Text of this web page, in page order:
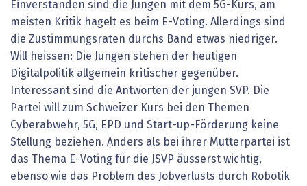
Einverstanden sind die Jungen mit dem 5G-Kurs, am
meisten Kritik hagelt es beim E-Voting. Allerdings sind
die Zustimmungsraten durchs Band etwas niedriger.
Will heissen: Die Jungen stehen der heutigen
Digitalpolitik allgemein kritischer gegenüber.
Interessant sind die Antworten der jungen SVP. Die
Partei will zum Schweizer Kurs bei den Themen
Cyberabwehr, 5G, EPD und Start-up-Förderung keine
Stellung beziehen. Anders als bei ihrer Mutterpartei ist
das Thema E-Voting für die JSVP äusserst wichtig,
ebenso wie das Problem des Jobverlusts durch Robotik